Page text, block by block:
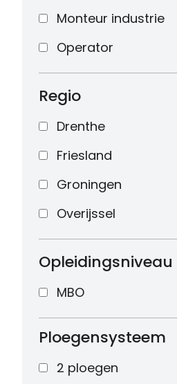
Monteur industrie
Operator
Regio
Drenthe
Friesland
Groningen
Overijssel
Opleidingsniveau
MBO
Ploegensysteem
2 ploegen